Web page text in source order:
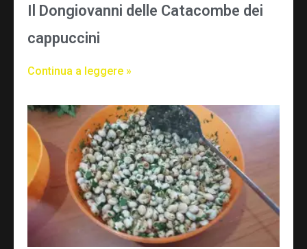
Il Dongiovanni delle Catacombe dei
cappuccini
Continua a leggere »